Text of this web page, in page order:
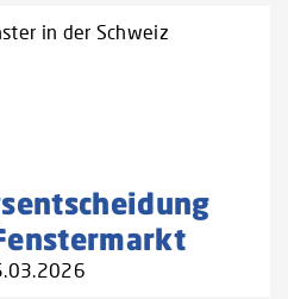
in der Schweiz